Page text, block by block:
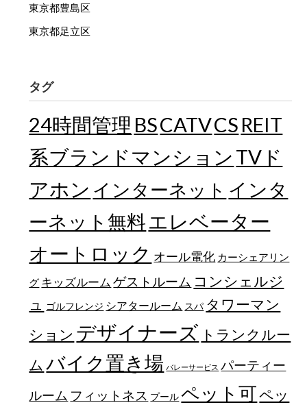
東京都豊島区
東京都足立区
タグ
24時間管理 BSCATVCS REIT
系ブランドマンション TVド
アホン インターネット インタ
ーネット無料エレベーター
オートロック オール電化 カーシェアリン
グ キッズルーム ゲストルーム コンシェルジ
ュ
ゴルフレンジ シアタールーム スパ タワーマン
ション デザイナーズ トランクルー
ム バイク置き場 バレーサービス パーティー
ルーム フィットネス プール ペット可ペッ